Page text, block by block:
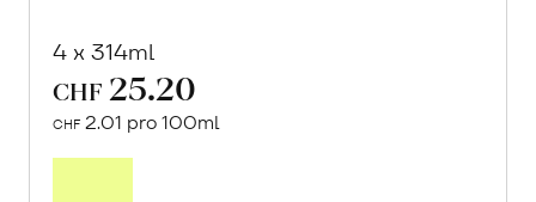
4 x 314ml
CHF 25.20
CHF 2.01 pro 100ml